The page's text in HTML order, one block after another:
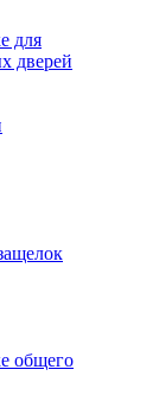
для
дверей
общего